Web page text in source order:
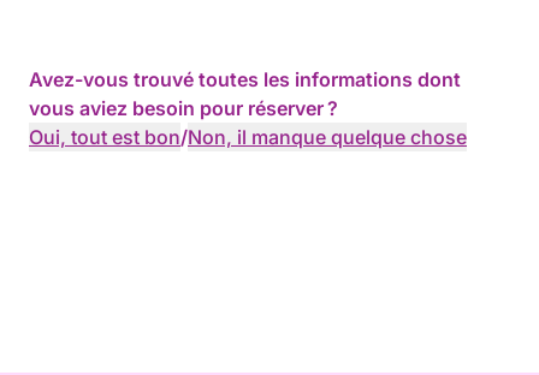
Avez-vous trouvé toutes les informations dont
vous aviez besoin pour réserver ?
Oui, tout est bon/Non, il manque quelque chose